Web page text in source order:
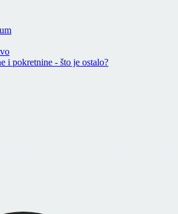
i pokretnine - što je ostalo?